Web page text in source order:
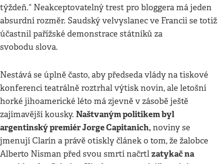
týždeň.“ Neakceptovatelný trest pro bloggera má jeden
absurdní rozměr. Saudský velvyslanec ve Francii se totiž
účastnil pařížské demonstrace státníků za
svobodu slova.
Nestává se úplně často, aby předseda vlády na tiskové
konferenci teatrálně roztrhal výtisk novin, ale letošní
horké jihoamerické léto má zjevně v zásobě ještě
zajímavější kousky. Naštvaným politikem byl
argentinský premiér Jorge Capitanich,noviny se
jmenují Clarín a právě otiskly článek o tom, že žalobce
Alberto Nisman před svou smrtí načrtlzatykač na